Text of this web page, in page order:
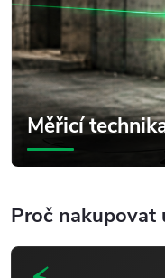
Měřicí
Proč nakupovat